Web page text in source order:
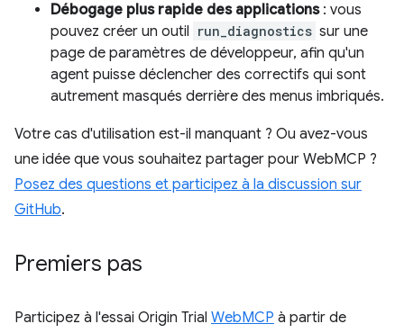
Débogage plus rapide des applications: vous
pouvez créer un outil run_diagnostics sur une
page de paramètres de développeur, afin qu'un
agent puisse déclencher des correctifs qui sont
autrement masqués derrière des menus imbriqués.
Votre cas d'utilisation est-il manquant ? Ou avez-vous
une idée que vous souhaitez partager pour WebMCP ?
Posez des questions et participez à la discussion sur
GitHub.
Premiers pas
Participez à l'essai Origin Trial WebMCP à partir de